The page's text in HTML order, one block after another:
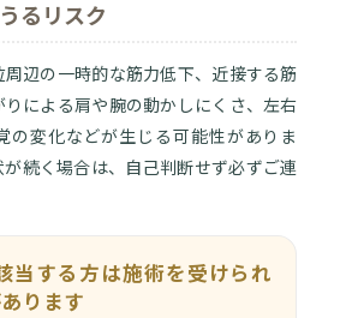
るリスク
周辺の一時的な筋力低下、近接する筋
による肩や腕の動かしにくさ、左右
の変化などが生じる可能性がありま
続く場合は、自己判断せず必ずご連
当する方は施術を受けられ
ります